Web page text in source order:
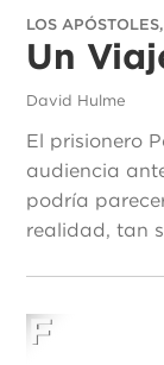
LOS
Un
David Hulme
El prisionero
audiencia
podría
realidad, tan